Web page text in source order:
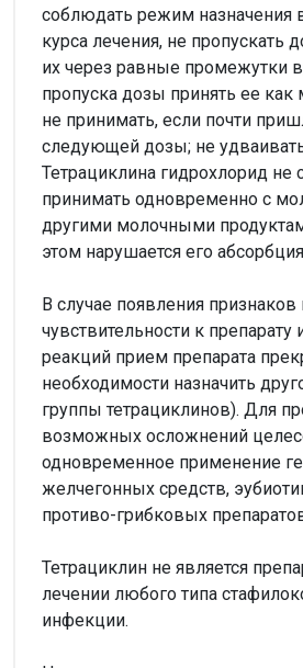
соблюдать режим назначения
курса лечения, не пропускать
их через равные промежутки
пропуска дозы принять ее
не принимать, если почти
следующей дозы; не
Тетрациклина гидрохлорид не
принимать одновременно с
другими молочными
этом нарушается его
В случае появления
чувствительности к препарату
реакций прием препарата
необходимости назначить
группы тетрациклинов). Для
возможных осложнений
одновременное применение
желчегонных средств,
противо-грибковых
Тетрациклин не является
лечении любого типа
инфекции.